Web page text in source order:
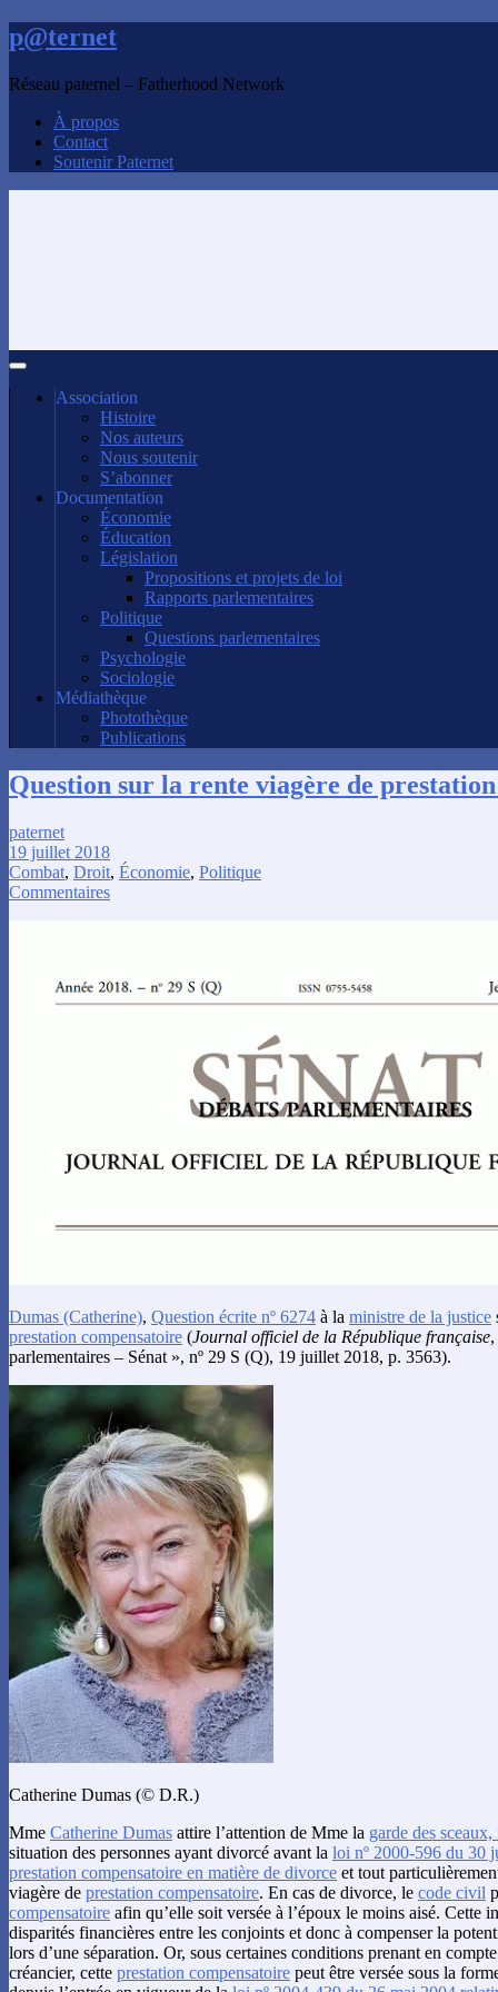
p@ternet
Réseau paternel – Fatherhood Network
À propos
Contact
Soutenir Paternet
Association
Histoire
Nos auteurs
Nous soutenir
S’abonner
Documentation
Économie
Éducation
Législation
Propositions et projets de loi
Rapports parlementaires
Politique
Questions parlementaires
Psychologie
Sociologie
Médiathèque
Photothèque
Publications
Question sur la rente viagère de
paternet
19 juillet 2018
Combat, Droit, Économie, Politique
Commentaires
Dumas (Catherine), Question écrite nº 6274 à la ministre de la justice
prestation compensatoire (Journal officiel de la République française
parlementaires – Sénat », nº 29 S (Q), 19 juillet 2018, p. 3563).
Catherine Dumas (© D.R.)
Mme Catherine Dumas attire l’attention de Mme la garde des
situation des personnes ayant divorcé avant la loi nº 2000-596 du 30
prestation compensatoire en matière de divorce et tout
viagère de prestation compensatoire. En cas de divorce, le code civil
compensatoire afin qu’elle soit versée à l’époux le moins aisé. Cette
disparités financières entre les conjoints et donc à compenser la
lors d’une séparation. Or, sous certaines conditions prenant en
créancier, cette prestation compensatoire peut être versée sous la